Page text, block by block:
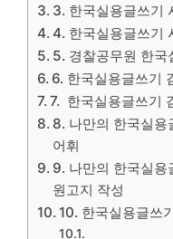
3. 한국실용글쓰기
4. 한국실용글쓰기
5. 경찰공무원 한국
6. 한국실용글쓰기
7. 한국실용글쓰기
8. 나만의 한국실용
어휘
9. 나만의 한국실용
원고지 작성
10. 한국실용글쓰